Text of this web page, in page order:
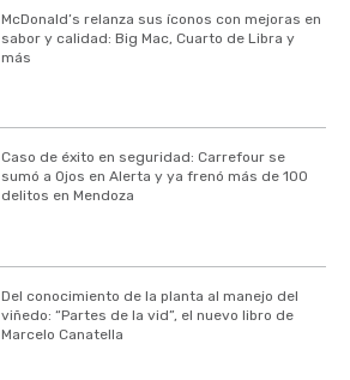
McDonald’s relanza sus íconos con mejoras en
sabor y calidad: Big Mac, Cuarto de Libra y
más
Caso de éxito en seguridad: Carrefour se
sumó a Ojos en Alerta y ya frenó más de 100
delitos en Mendoza
Del conocimiento de la planta al manejo del
viñedo: “Partes de la vid”, el nuevo libro de
Marcelo Canatella